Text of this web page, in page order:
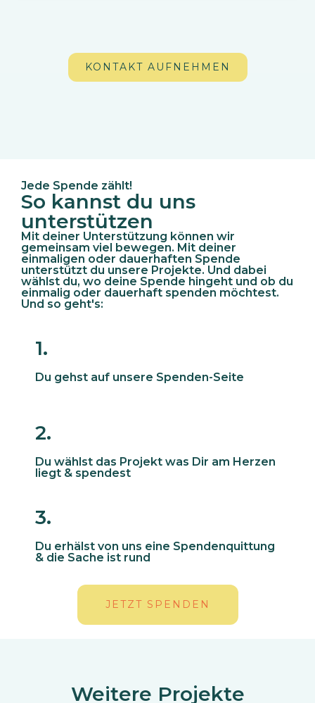
KONTAKT AUFNEHMEN
Jede Spende zählt!
So kannst du uns
unterstützen
Mit deiner Unterstützung können wir
gemeinsam viel bewegen. Mit deiner
einmaligen oder dauerhaften Spende
unterstützt du unsere Projekte. Und dabei
wählst du, wo deine Spende hingeht und ob du
einmalig oder dauerhaft spenden möchtest.
Und so geht's:
1.
Du gehst auf unsere Spenden-Seite
2.
Du wählst das Projekt was Dir am Herzen
liegt & spendest
3.
Du erhälst von uns eine Spendenquittung
& die Sache ist rund
JETZT SPENDEN
Weitere Projekte